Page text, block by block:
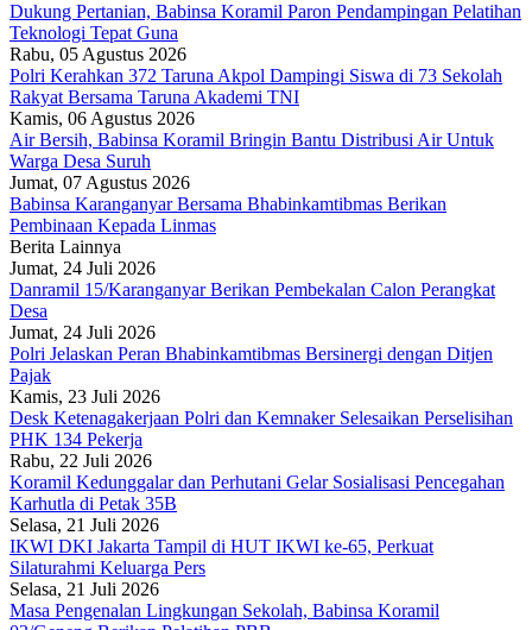
Dukung Pertanian, Babinsa Koramil Paron Pendampingan Pelatihan
Teknologi Tepat Guna
Rabu, 05 Agustus 2026
Polri Kerahkan 372 Taruna Akpol Dampingi Siswa di 73 Sekolah
Rakyat Bersama Taruna Akademi TNI
Kamis, 06 Agustus 2026
Air Bersih, Babinsa Koramil Bringin Bantu Distribusi Air Untuk
Warga Desa Suruh
Jumat, 07 Agustus 2026
Babinsa Karanganyar Bersama Bhabinkamtibmas Berikan
Pembinaan Kepada Linmas
Berita Lainnya
Jumat, 24 Juli 2026
Danramil 15/Karanganyar Berikan Pembekalan Calon Perangkat
Desa
Jumat, 24 Juli 2026
Polri Jelaskan Peran Bhabinkamtibmas Bersinergi dengan Ditjen
Pajak
Kamis, 23 Juli 2026
Desk Ketenagakerjaan Polri dan Kemnaker Selesaikan Perselisihan
PHK 134 Pekerja
Rabu, 22 Juli 2026
Koramil Kedunggalar dan Perhutani Gelar Sosialisasi Pencegahan
Karhutla di Petak 35B
Selasa, 21 Juli 2026
IKWI DKI Jakarta Tampil di HUT IKWI ke-65, Perkuat
Silaturahmi Keluarga Pers
Selasa, 21 Juli 2026
Masa Pengenalan Lingkungan Sekolah, Babinsa Koramil